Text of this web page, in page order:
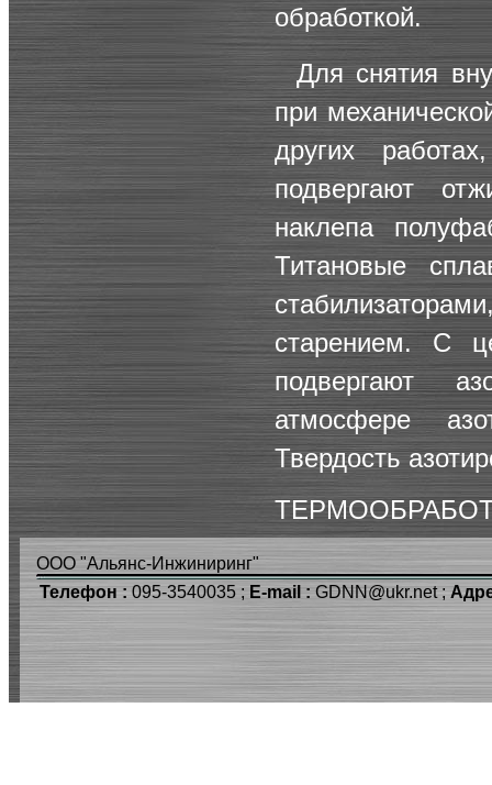
обработкой.
Для снятия
при
других
подвергают
наклепа
Титановые
старением. С
подвергают
атмосфере
Твердость
ООО "Альянс-Инжиниринг"
Телефон : 095-3540035 ; E-mail : GDNN@ukr.net ;